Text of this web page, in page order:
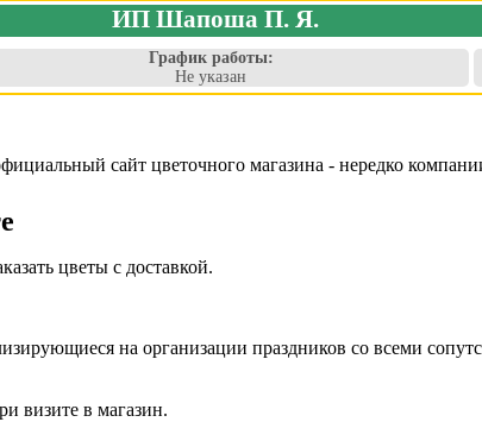
ИП Шапоша П. Я.
График работы:
Не указан
сайт цветочного магазина - нередко
цветы с доставкой.
на организации праздников со всеми
визите в магазин.